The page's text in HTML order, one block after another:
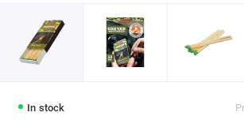
In stock